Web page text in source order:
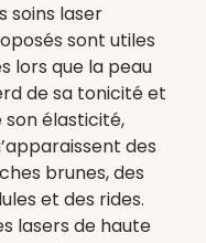
soins laser
sont utiles
lors que la peau
de sa tonicité et
son élasticité,
des
brunes, des
et des rides.
lasers de haute